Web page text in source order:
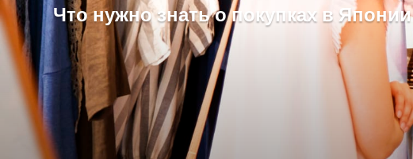
Что нужно знать о покупках в Японии